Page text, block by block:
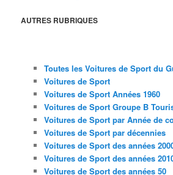
AUTRES RUBRIQUES
Toutes les Voitures de Sport du
Voitures de Sport
Voitures de Sport Années 1960
Voitures de Sport Groupe B
Voitures de Sport par Année de
Voitures de Sport par décennies
Voitures de Sport des années
Voitures de Sport des années
Voitures de Sport des années 50